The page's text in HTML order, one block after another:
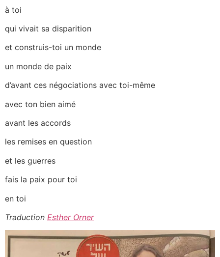
à toi
qui vivait sa disparition
et construis-toi un monde
un monde de paix
d’avant ces négociations avec toi-même
avec ton bien aimé
avant les accords
les remises en question
et les guerres
fais la paix pour toi
en toi
Traduction Esther Orner